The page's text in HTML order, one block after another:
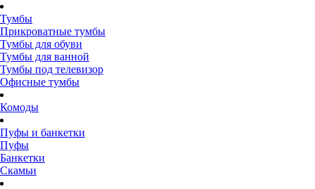
Тумбы
Прикроватные тумбы
Тумбы для обуви
Тумбы для ванной
Тумбы под телевизор
Офисные тумбы
Комоды
Пуфы и банкетки
Пуфы
Банкетки
Скамьи